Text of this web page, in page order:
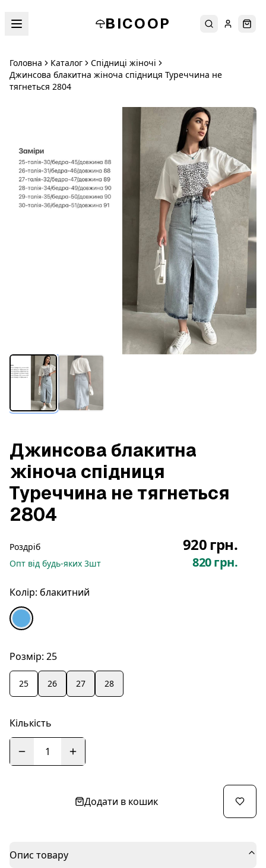
BICOOP ПошукУвійти
Головна Каталог
Спідниці жіночі
Джинсова блакитна жіноча спідниця Туреччина не
тягнеться 2804
Джинсова блакитна
жіноча спідниця
Туреччина не тягнеться
2804
Роздріб 920 грн.
Опт від будь-яких 3шт 820 грн.
Колір: блакитний
Розмір: 25
25 26 27 28
Кількість
1
Додати в кошик
Опис товару